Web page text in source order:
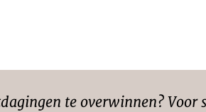
te overwinnen? Voor